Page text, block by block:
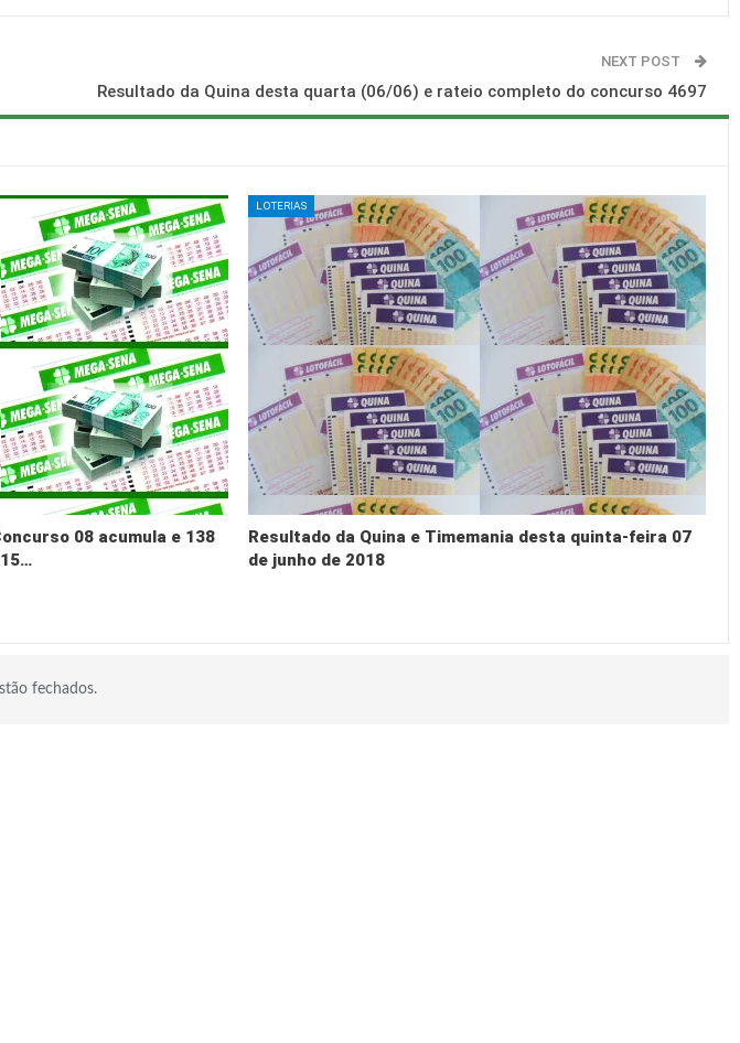
NEXT POST
Resultado da Quina desta quarta (06/06) e rateio completo do concurso 4697
08 acumula e 138
LOTERIAS
Resultado da Quina e Timemania desta quinta-feira 07
de junho de 2018
fechados.